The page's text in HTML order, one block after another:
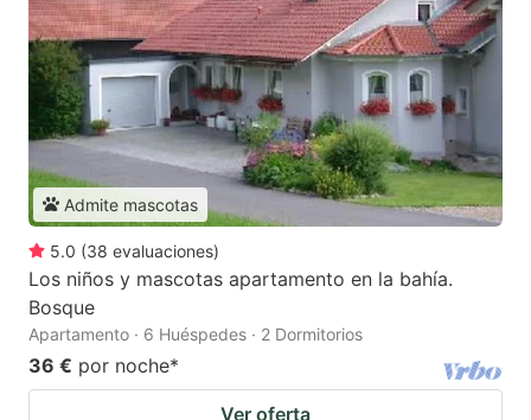
Admite mascotas
5.0 (38 evaluaciones)
Los niños y mascotas apartamento en la bahía.
Bosque
Apartamento · 6 Huéspedes · 2 Dormitorios
36 € por noche*
Ver oferta